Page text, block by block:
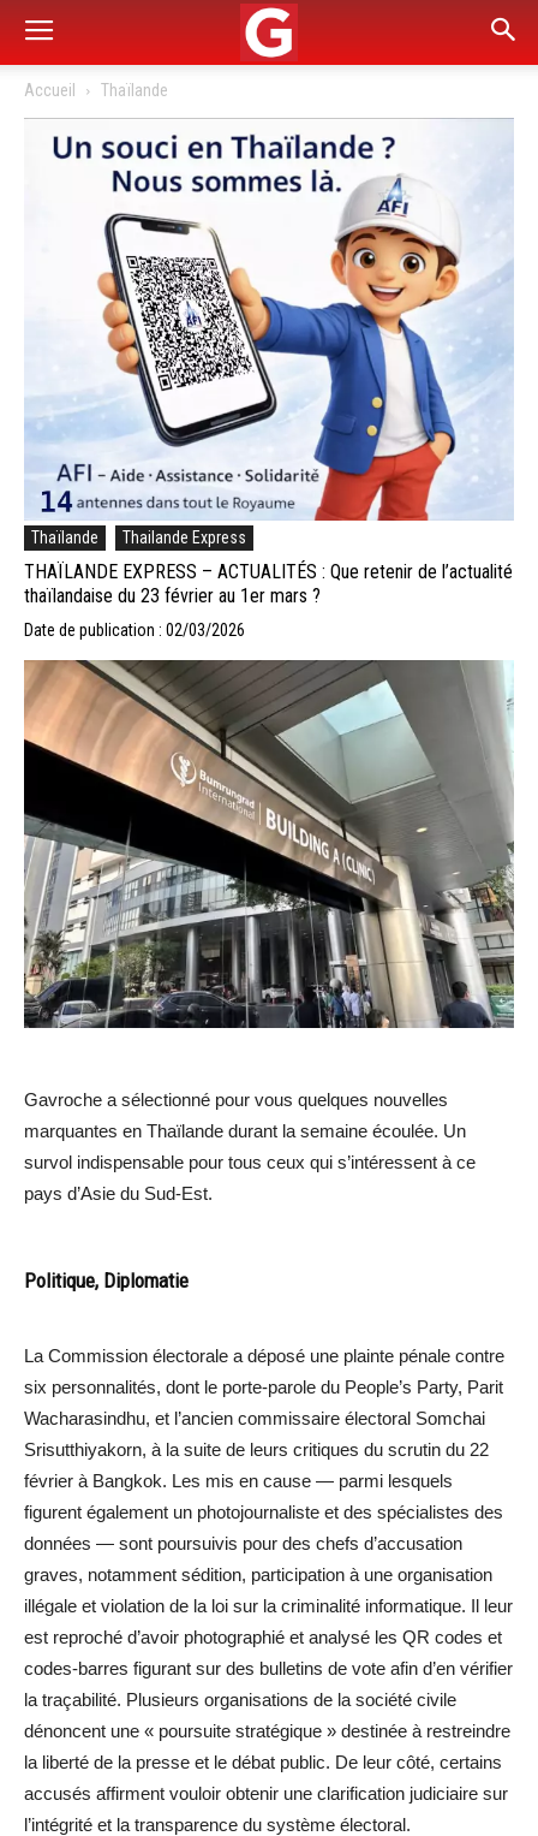
Accueil Thaïlande
Thaïlande Thailande Express
THAÏLANDE EXPRESS – ACTUALITÉS : Que retenir de l’actualité
thaïlandaise du 23 février au 1er mars ?
Date de publication : 02/03/2026
Gavroche a sélectionné pour vous quelques nouvelles
marquantes en Thaïlande durant la semaine écoulée. Un
survol indispensable pour tous ceux qui s’intéressent à ce
pays d’Asie du Sud-Est.
Politique, Diplomatie
La Commission électorale a déposé une plainte pénale contre
six personnalités, dont le porte-parole du People’s Party, Parit
Wacharasindhu, et l’ancien commissaire électoral Somchai
Srisutthiyakorn, à la suite de leurs critiques du scrutin du 22
février à Bangkok. Les mis en cause — parmi lesquels
figurent également un photojournaliste et des spécialistes des
données — sont poursuivis pour des chefs d’accusation
graves, notamment sédition, participation à une organisation
illégale et violation de la loi sur la criminalité informatique. Il leur
est reproché d’avoir photographié et analysé les QR codes et
codes-barres figurant sur des bulletins de vote afin d’en vérifier
la traçabilité. Plusieurs organisations de la société civile
dénoncent une « poursuite stratégique » destinée à restreindre
la liberté de la presse et le débat public. De leur côté, certains
accusés affirment vouloir obtenir une clarification judiciaire sur
l’intégrité et la transparence du système électoral.